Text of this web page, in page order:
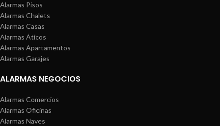
Alarmas Pisos
Alarmas Chalets
Alarmas Casas
Alarmas Áticos
Alarmas Apartamentos
Alarmas Garajes
ALARMAS NEGOCIOS
Alarmas Comercios
Alarmas Oficinas
Alarmas Naves